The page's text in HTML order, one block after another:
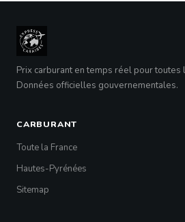
Prix carburant en temps réel pour toutes
Données officielles gouvernementales.
CARBURANT
Toute la France
Hautes-Pyrénées
Sitemap